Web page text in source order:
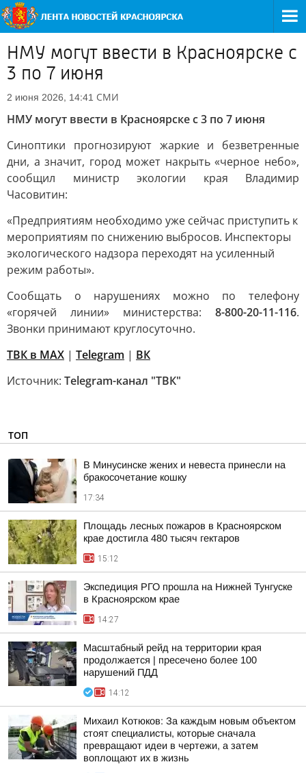
НМУ могут ввести в Красноярске с
3 по 7 июня
2 июня 2026, 14:41 СМИ
НМУ могут ввести в Красноярске с 3 по 7 июня
Синоптики прогнозируют жаркие и безветренные
дни, а значит, город может накрыть «черное небо»,
сообщил министр экологии края Владимир
Часовитин:
«Предприятиям необходимо уже сейчас приступить к
мероприятиям по снижению выбросов. Инспекторы
экологического надзора переходят на усиленный
режим работы».
Сообщать о нарушениях можно по телефону
«горячей линии» министерства: 8-800-20-11-116.
Звонки принимают круглосуточно.
ТВК в MAX | Telegram | ВК
Источник: Telegram-канал "ТВК"
ТОП
В Минусинске жених и невеста принесли на
бракосочетание кошку
17:34
Площадь лесных пожаров в Красноярском
крае достигла 480 тысяч гектаров
15:12
Экспедиция РГО прошла на Нижней Тунгуске
в Красноярском крае
14:27
Масштабный рейд на территории края
продолжается | пресечено более 100
нарушений ПДД
14:12
Михаил Котюков: За каждым новым объектом
стоят специалисты, которые сначала
превращают идеи в чертежи, а затем
воплощают их в жизнь